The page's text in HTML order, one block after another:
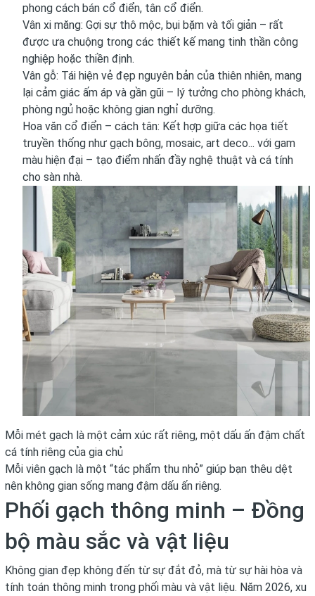
phong cách bán cổ điển, tân cổ điển.
Vân xi măng: Gợi sự thô mộc, bụi bặm và tối giản – rất
được ưa chuộng trong các thiết kế mang tinh thần công
nghiệp hoặc thiền định.
Vân gỗ: Tái hiện vẻ đẹp nguyên bản của thiên nhiên, mang
lại cảm giác ấm áp và gần gũi – lý tưởng cho phòng khách,
phòng ngủ hoặc không gian nghỉ dưỡng.
Hoa văn cổ điển – cách tân: Kết hợp giữa các họa tiết
truyền thống như gạch bông, mosaic, art deco... với gam
màu hiện đại – tạo điểm nhấn đầy nghệ thuật và cá tính
cho sàn nhà.
Mỗi mét gạch là một cảm xúc rất riêng, một dấu ấn đậm chất
cá tính riêng của gia chủ
Mỗi viên gạch là một “tác phẩm thu nhỏ” giúp bạn thêu dệt
nên không gian sống mang đậm dấu ấn riêng.
Phối gạch thông minh – Đồng
bộ màu sắc và vật liệu
Không gian đẹp không đến từ sự đắt đỏ, mà từ sự hài hòa và
tính toán thông minh trong phối màu và vật liệu. Năm 2026, xu